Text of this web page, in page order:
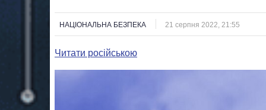
НАЦІОНАЛЬНА БЕЗПЕКА 21 серпня 2022, 21:55
Читати російською